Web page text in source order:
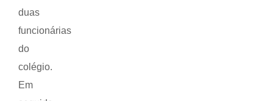
duas
funcionárias
do
colégio.
Em